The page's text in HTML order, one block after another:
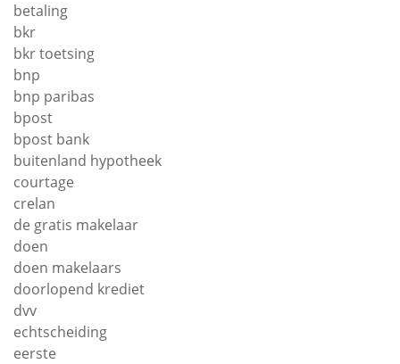
betaling
bkr
bkr toetsing
bnp
bnp paribas
bpost
bpost bank
buitenland hypotheek
courtage
crelan
de gratis makelaar
doen
doen makelaars
doorlopend krediet
dvv
echtscheiding
eerste